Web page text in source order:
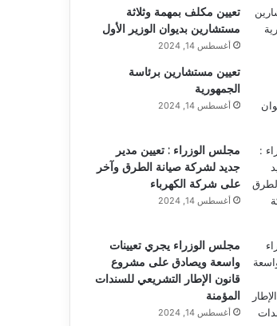
تعيين مكلف بمهمة وثلاثة
مستشارين بديوان الوزير الأول
أغسطس 14, 2024
تعيين مستشارين برئاسة
الجمهورية
أغسطس 14, 2024
مجلس الوزراء : تعيين مدير
جديد لشركة صيانة الطرق وآخر
على شركة الكهرباء
أغسطس 14, 2024
مجلس الوزراء يجري تعيينات
واسعة ويصادق على مشروع
قانون الإطار التشريعي للسندات
المؤمنة
أغسطس 14, 2024